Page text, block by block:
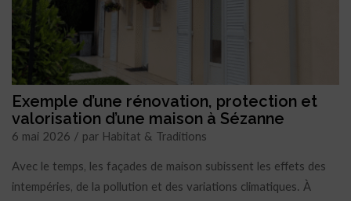
Exemple d’une rénovation, protection et
valorisation d’une maison à Sézanne
6 mai 2026 / par Habitat & Traditions
Avec le temps, les façades de maison subissent les effets des
intempéries, de la pollution et des variations climatiques. À